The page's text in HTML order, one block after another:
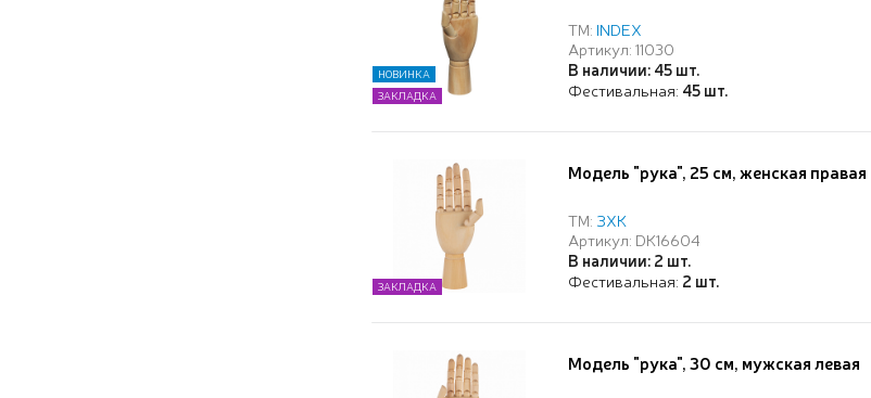
ТМ: INDEX
Артикул: 11030
В наличии: 45 шт.
Фестивальная: 45 шт.
НОВИНКА
ЗАКЛАДКА
Модель "рука", 25 см, женская правая
ТМ: ЗХК
Артикул: DK16604
В наличии: 2 шт.
Фестивальная: 2 шт.
ЗАКЛАДКА
Модель "рука", 30 см, мужская левая